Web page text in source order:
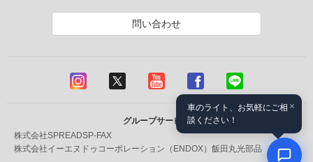
問い合わせ
グループサービス
株式会社SPREADSP-FAX
株式会社イーエヌドゥコーポレーション（ENDOX） 飯田丸光部品
×
車のライト、お気軽にご相
談ください！